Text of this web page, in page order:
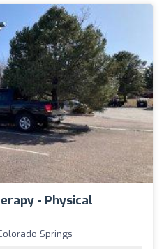
- Physical
Springs